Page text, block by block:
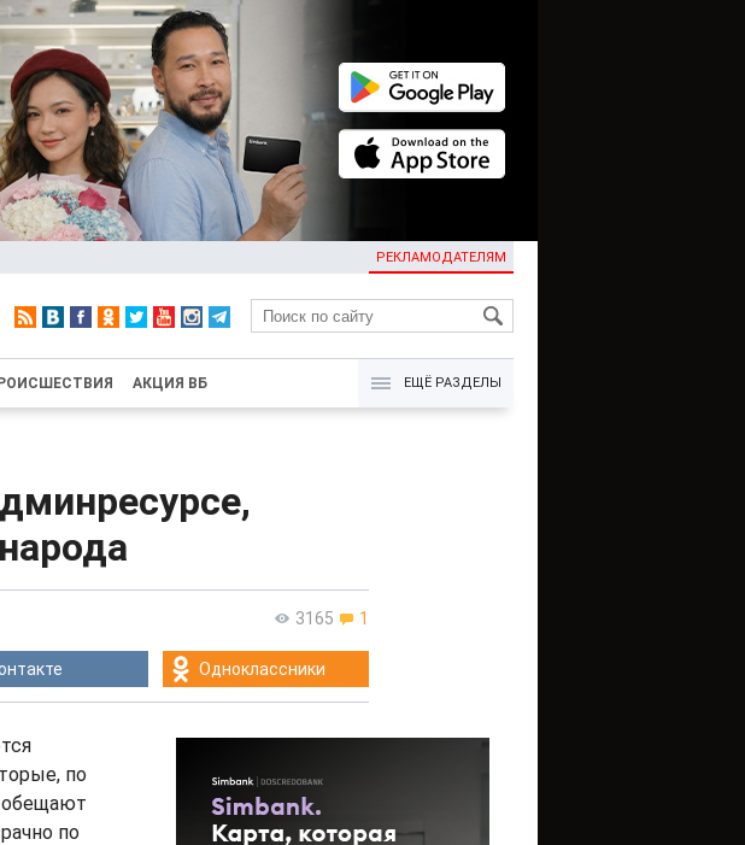
РЕКЛАМОДАТЕЛЯМ
KG
АКЦИЯ ВБ ЕЩЁ РАЗДЕЛЫ
3165 1
Одноклассники
по
обещают
по